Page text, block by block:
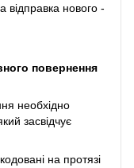
відправка нового -
повернення
необхідно
засвідчує
на протязі